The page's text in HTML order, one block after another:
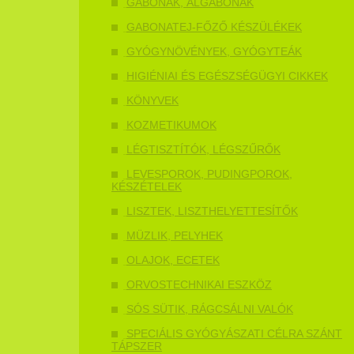
GABONATEJ-FŐZŐ KÉSZÜLÉKEK
GYÓGYNÖVÉNYEK, GYÓGYTEÁK
HIGIÉNIAI ÉS EGÉSZSÉGÜGYI CIKKEK
KÖNYVEK
KOZMETIKUMOK
LÉGTISZTÍTÓK, LÉGSZŰRŐK
LEVESPOROK, PUDINGPOROK,
KÉSZÉTELEK
LISZTEK, LISZTHELYETTESÍTŐK
MÜZLIK, PELYHEK
OLAJOK, ECETEK
ORVOSTECHNIKAI ESZKÖZ
SÓS SÜTIK, RÁGCSÁLNI VALÓK
SPECIÁLIS GYÓGYÁSZATI CÉLRA SZÁNT
TÁPSZER